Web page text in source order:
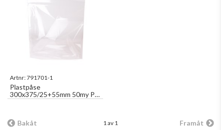
Artnr:791701-1
Plastpåse
300x375/25+55mm 50my PP
Invändig Klaff
Bakåt 1 av 1 Framåt